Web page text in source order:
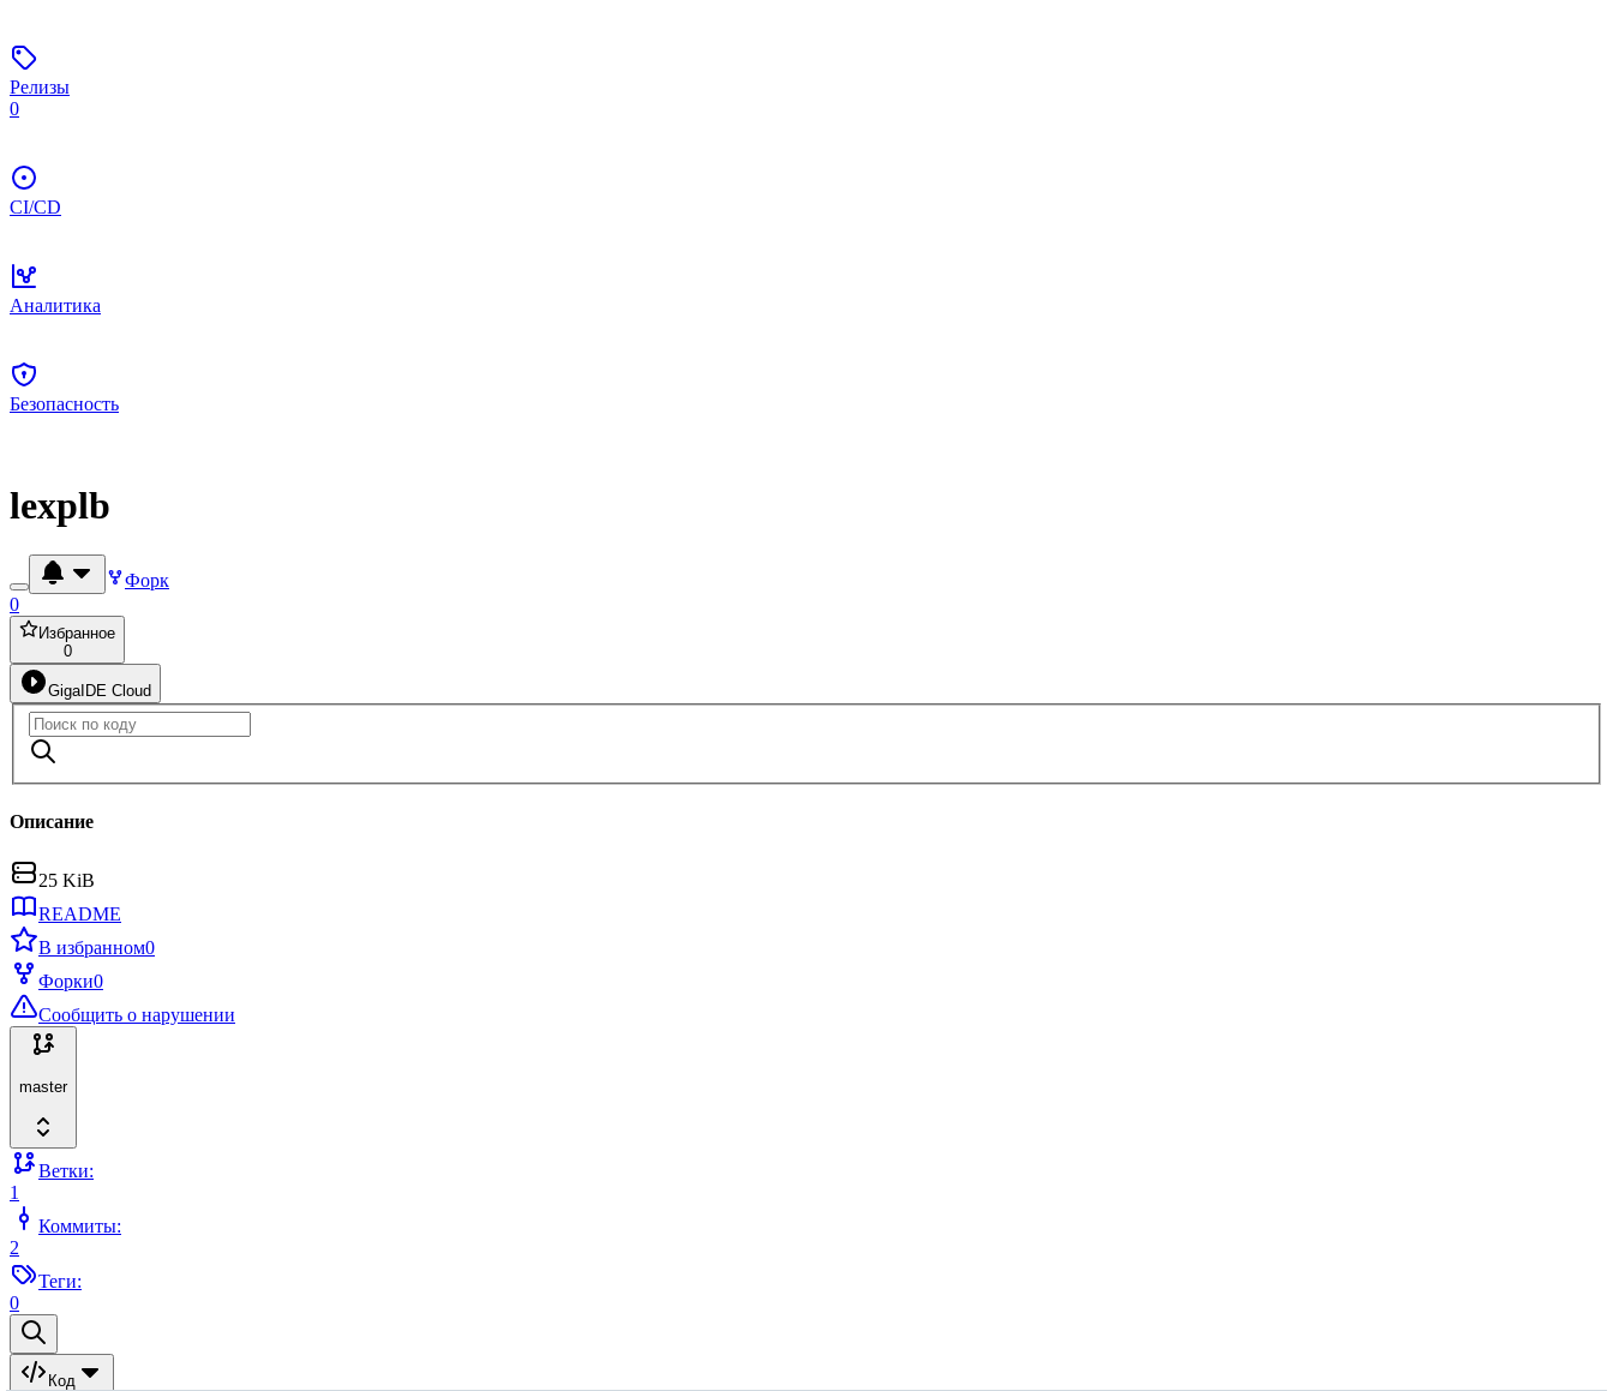
Релизы
0
CI/CD
Аналитика
Безопасность
lexplb
Форк
0
Избранное
0
GigaIDE Cloud
Описание
25 KiB
README
В избранном0
Форки0
Сообщить о нарушении
master
Ветки:
1
Коммиты:
2
Теги:
0
Код